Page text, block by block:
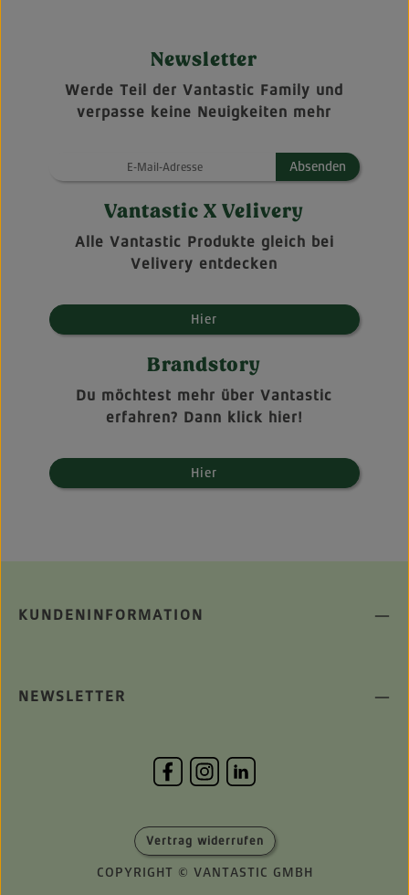
Newsletter
Werde Teil der Vantastic Family und
verpasse keine Neuigkeiten mehr
Absenden
Vantastic X Velivery
Alle Vantastic Produkte gleich bei
Velivery entdecken
Hier
Brandstory
Du möchtest mehr über Vantastic
erfahren? Dann klick hier!
Hier
KUNDENINFORMATION
NEWSLETTER
Vertrag widerrufen
COPYRIGHT © VANTASTIC GMBH